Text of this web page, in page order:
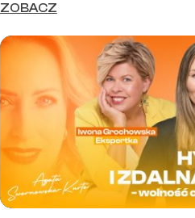
ZOBACZ